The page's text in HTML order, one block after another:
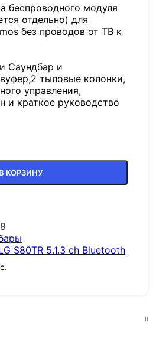
беспроводного модуля
отдельно) для
без проводов от ТВ к
Саундбар и
тыловые колонки,
управления,
и краткое руководство
В КОРЗИНУ
S80TR 5.1.3 ch Bluetooth